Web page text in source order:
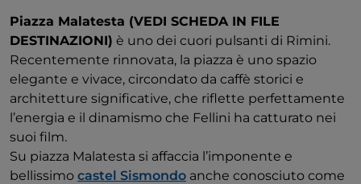
Piazza Malatesta (VEDI SCHEDA IN FILE
DESTINAZIONI) è uno dei cuori pulsanti di Rimini.
Recentemente rinnovata, la piazza è uno spazio
elegante e vivace, circondato da caffè storici e
architetture significative, che riflette perfettamente
l’energia e il dinamismo che Fellini ha catturato nei
suoi film.
Su piazza Malatesta si affaccia l’imponente e
bellissimo castel Sismondo anche conosciuto come